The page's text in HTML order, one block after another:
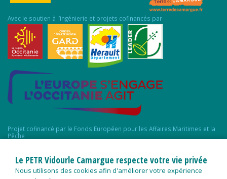
Avec le soutien à l’ingénierie et projets cofinancés par
Projet cofinancé par le Fonds Européen pour les Affaires Maritimes et la
Pêche
Le PETR Vidourle Camargue respecte votre vie privée
Nous utilisons des cookies afin d'améliorer votre expérience